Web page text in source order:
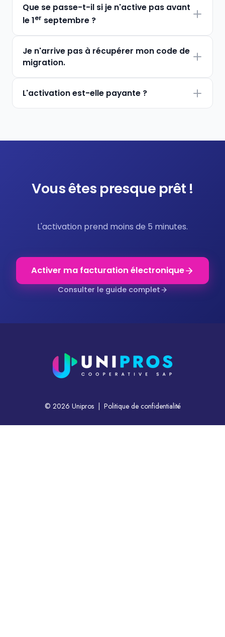
Que se passe-t-il si je n'active pas avant
le 1er septembre ?
Je n'arrive pas à récupérer mon code de
migration.
L'activation est-elle payante ?
Vous êtes presque prêt !
L'activation prend moins de 5 minutes.
Activer ma facturation électronique
Consulter le guide complet
© 2026 Unipros | Politique de confidentialité